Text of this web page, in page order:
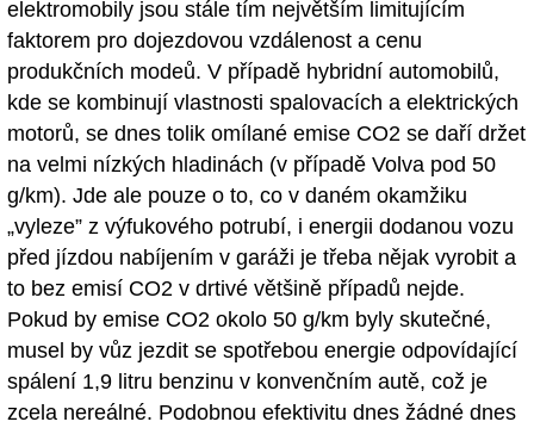
elektromobily jsou stále tím největším limitujícím
faktorem pro dojezdovou vzdálenost a cenu
produkčních modeů. V případě hybridní automobilů,
kde se kombinují vlastnosti spalovacích a elektrických
motorů, se dnes tolik omílané emise CO2 se daří držet
na velmi nízkých hladinách (v případě Volva pod 50
g/km). Jde ale pouze o to, co v daném okamžiku
„vyleze” z výfukového potrubí, i energii dodanou vozu
před jízdou nabíjením v garáži je třeba nějak vyrobit a
to bez emisí CO2 v drtivé většině případů nejde.
Pokud by emise CO2 okolo 50 g/km byly skutečné,
musel by vůz jezdit se spotřebou energie odpovídající
spálení 1,9 litru benzinu v konvenčním autě, což je
zcela nereálné. Podobnou efektivitu dnes žádné dnes